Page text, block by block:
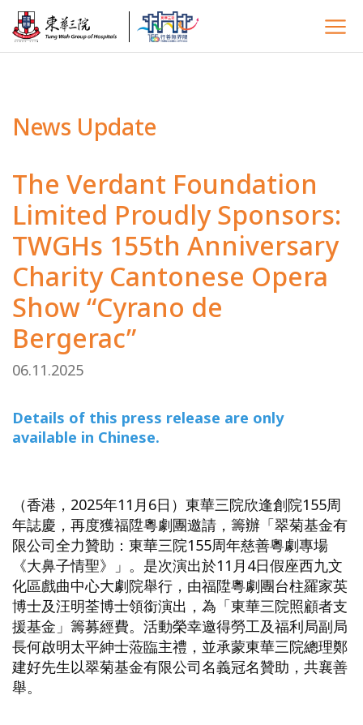
News Update
The Verdant Foundation
Limited Proudly Sponsors:
TWGHs 155th Anniversary
Charity Cantonese Opera
Show “Cyrano de
Bergerac”
06.11.2025
Details of this press release are only
available in Chinese.
（香港，2025年11月6日）東華三院欣逢創院155周
年誌慶，再度獲福陞粵劇團邀請，籌辦「翠菊基金有
限公司全力贊助：東華三院155周年慈善粵劇專場
《大鼻子情聖》」。是次演出於11月4日假座西九文
化區戲曲中心大劇院舉行，由福陞粵劇團台柱羅家英
博士及汪明荃博士領銜演出，為「東華三院照顧者支
援基金」籌募經費。活動榮幸邀得勞工及福利局副局
長何啟明太平紳士蒞臨主禮，並承蒙東華三院總理鄭
建好先生以翠菊基金有限公司名義冠名贊助，共襄善
舉。